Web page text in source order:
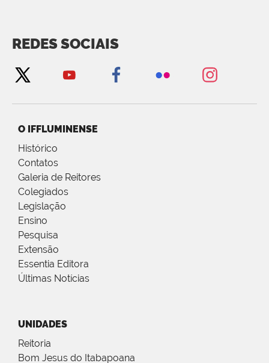
REDES SOCIAIS
O IFFLUMINENSE
Histórico
Contatos
Galeria de Reitores
Colegiados
Legislação
Ensino
Pesquisa
Extensão
Essentia Editora
Últimas Notícias
UNIDADES
Reitoria
Bom Jesus do Itabapoana